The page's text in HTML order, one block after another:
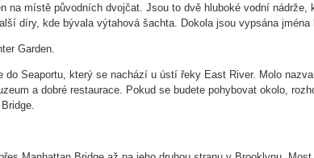
na místě původních dvojčat. Jsou to dvě hluboké vodní nádrže,
díry, kde bývala výtahová šachta. Dokola jsou vypsána jména
Garden.
do Seaportu, který se nachází u ústí řeky East River. Molo
a dobré restaurace. Pokud se budete pohybovat okolo,